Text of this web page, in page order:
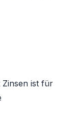
Zinsen ist für